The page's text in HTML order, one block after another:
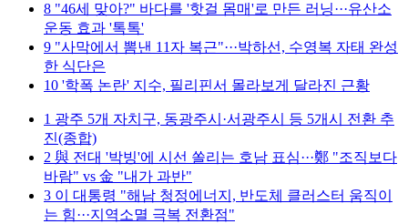
8 "46세 맞아?" 바다를 '핫걸 몸매'로 만든 러닝···유산소
운동 효과 '톡톡'
9 "사막에서 뽐낸 11자 복근"···박하선, 수영복 자태 완성
한 식단은
10 '학폭 논란' 지수, 필리핀서 몰라보게 달라진 근황
1 광주 5개 자치구, 동광주시·서광주시 등 5개시 전환 추
진(종합)
2 與 전대 '박빙'에 시선 쏠리는 호남 표심···鄭 "조직보다
바람" vs 金 "내가 과반"
3 이 대통령 "해남 청정에너지, 반도체 클러스터 움직이
는 힘···지역소멸 극복 전환점"